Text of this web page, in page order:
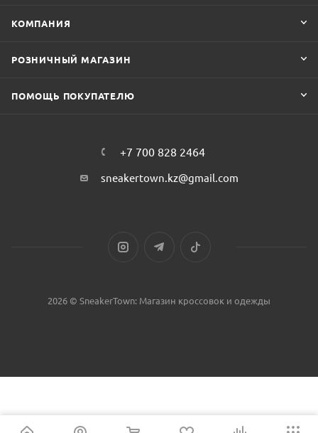
КОМПАНИЯ
РОЗНИЧНЫЙ МАГАЗИН
ПОМОЩЬ ПОКУПАТЕЛЮ
+7 700 828 2464
sneakertown.kz@gmail.com
2026 © SneakerTown: Магазин кроссовок и одежды